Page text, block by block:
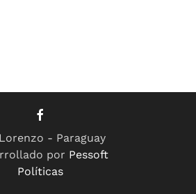
- Paraguay
por Pessoft
Políticas